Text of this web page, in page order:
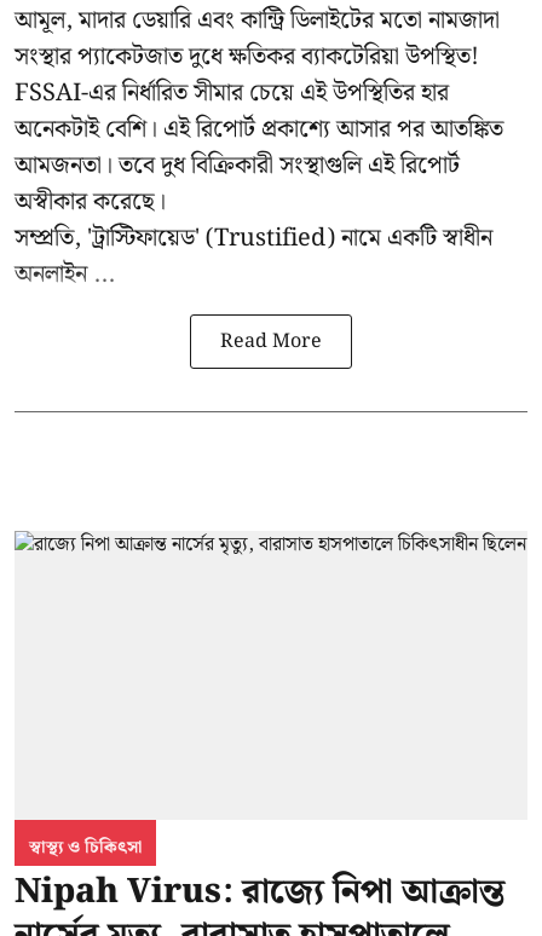
আমূল, মাদার ডেয়ারি এবং কান্ট্রি ডিলাইটের মতো নামজাদা
সংস্থার প্যাকেটজাত দুধে ক্ষতিকর ব্যাকটেরিয়া উপস্থিত!
FSSAI-এর নির্ধারিত সীমার চেয়ে এই উপস্থিতির হার
অনেকটাই বেশি। এই রিপোর্ট প্রকাশ্যে আসার পর আতঙ্কিত
আমজনতা। তবে দুধ বিক্রিকারী সংস্থাগুলি এই রিপোর্ট
অস্বীকার করেছে।
সম্প্রতি, 'ট্রাস্টিফায়েড'(Trustified) নামে একটি স্বাধীন
অনলাইন ...
Read More
স্বাস্থ্য ও চিকিৎসা
Nipah Virus: রাজ্যে নিপা আক্রান্ত